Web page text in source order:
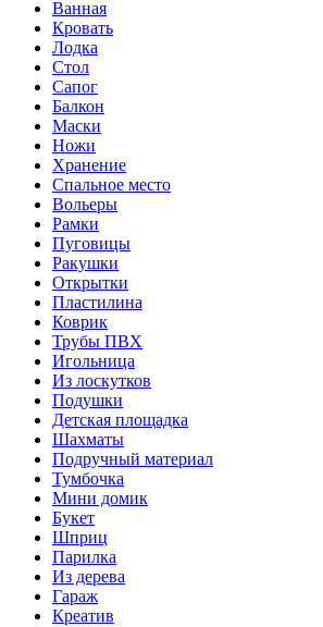
Ванная
Кровать
Лодка
Стол
Сапог
Балкон
Маски
Ножи
Хранение
Спальное место
Вольеры
Рамки
Пуговицы
Ракушки
Открытки
Пластилина
Коврик
Трубы ПВХ
Игольница
Из лоскутков
Подушки
Детская площадка
Шахматы
Подручный материал
Тумбочка
Мини домик
Букет
Шприц
Парилка
Из дерева
Гараж
Креатив